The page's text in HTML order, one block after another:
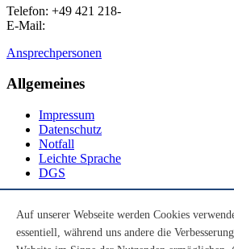
Telefon: +49 421 218-
E-Mail:
Ansprechpersonen
Allgemeines
Impressum
Datenschutz
Notfall
Leichte Sprache
DGS
Youtube
Auf unserer Webseite werden Cookies
essentiell, während uns andere die